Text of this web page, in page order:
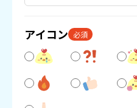
アイコン 必須